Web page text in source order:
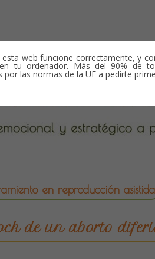
esta web funcione correctamente, y
tu ordenador. Más del 90% de
por las normas de la UE a pedirte
en reproducción asistida
de un aborto